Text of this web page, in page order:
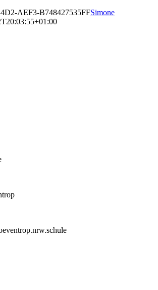
AEF3-B748427535FFSimone